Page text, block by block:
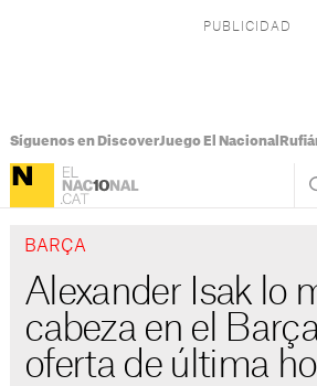
Síguenos en DiscoverJuego El Nacional
BARÇA
Alexander Isak lo
cabeza en el
oferta de última